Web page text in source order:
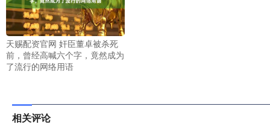
天赐配资官网 奸臣董卓被杀死
前，曾经高喊六个字，竟然成为
了流行的网络用语
相关评论